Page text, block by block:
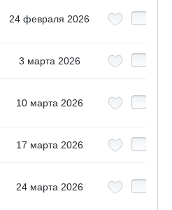
24 февраля 2026
3 марта 2026
10 марта 2026
17 марта 2026
24 марта 2026